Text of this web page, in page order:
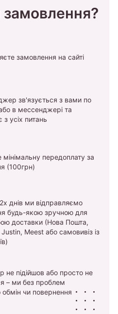
замовлення?
замовлення на сайті
зв'язується з вами по
в мессенджері та
з усіх питань
мінімальну передоплату за
(100грн)
днів ми відправляємо
будь-якою зручною для
доставки (Нова Пошта,
Meest або самовивіз із
не підійшов або просто не
– ми без проблем
чи повернення